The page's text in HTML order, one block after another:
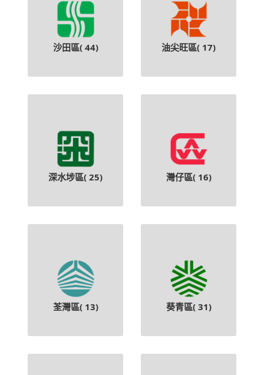
沙田區( 44) 油尖旺區( 17)
深水埗區( 25) 灣仔區( 16)
荃灣區( 13) 葵青區( 31)